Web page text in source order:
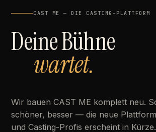
CAST ME — DIE CASTING-PLATTFORM
Deine Bühne
wartet.
Wir bauen CAST ME komplett neu.
schöner, besser — die neue
und Casting-Profis erscheint in Kürze.